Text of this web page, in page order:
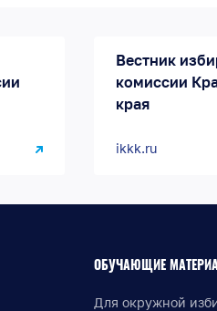
Вестник
комиссии
края
ikkk.ru
ОБУЧАЮЩИЕ
Для окружной